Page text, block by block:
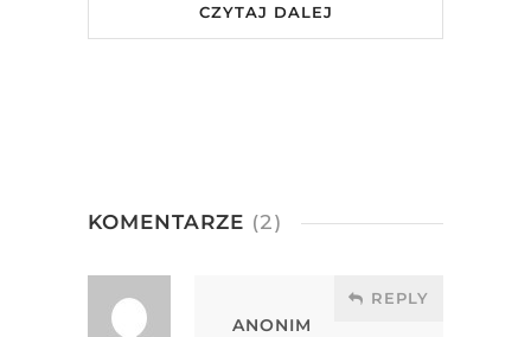
CZYTAJ DALEJ
KOMENTARZE (2)
ANONIM
REPLY